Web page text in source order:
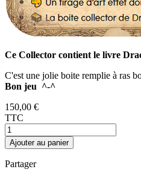
Ce Collector contient le livre
C'est une jolie boite remplie à ras
Bon jeu ^-^
150,00 €
TTC
Ajouter au panier
Partager